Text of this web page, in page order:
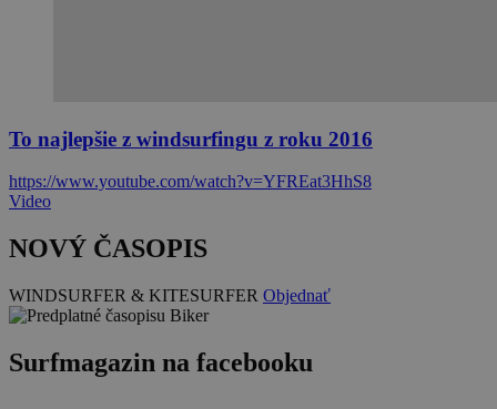
To najlepšie z windsurfingu z roku 2016
https://www.youtube.com/watch?v=YFREat3HhS8
Video
NOVÝ ČASOPIS
WINDSURFER & KITESURFER Objednať
Surfmagazin na facebooku